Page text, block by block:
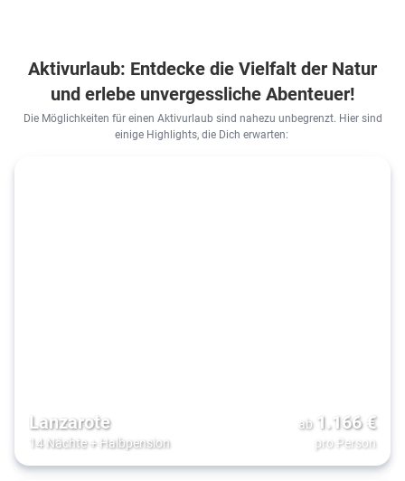
Aktivurlaub: Entdecke die Vielfalt der Natur
und erlebe unvergessliche Abenteuer!
Die Möglichkeiten für einen Aktivurlaub sind nahezu unbegrenzt. Hier sind
einige Highlights, die Dich erwarten:
Lanzarote
14 Nächte+ Halbpension
ab 1.166€
pro Person